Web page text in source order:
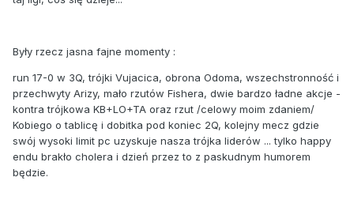
Były rzecz jasna fajne momenty :
run 17-0 w 3Q, trójki Vujacica, obrona Odoma, wszechstronność i
przechwyty Arizy, mało rzutów Fishera, dwie bardzo ładne akcje -
kontra trójkowa KB+LO+TA oraz rzut /celowy moim zdaniem/
Kobiego o tablicę i dobitka pod koniec 2Q, kolejny mecz gdzie
swój wysoki limit pc uzyskuje nasza trójka liderów ... tylko happy
endu brakło cholera i dzień przez to z paskudnym humorem
będzie.